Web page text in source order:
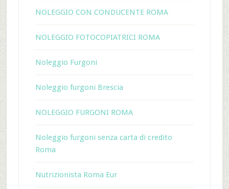
NOLEGGIO CON CONDUCENTE ROMA
NOLEGGIO FOTOCOPIATRICI ROMA
Noleggio Furgoni
Noleggio furgoni Brescia
NOLEGGIO FURGONI ROMA
Noleggio furgoni senza carta di credito
Roma
Nutrizionista Roma Eur